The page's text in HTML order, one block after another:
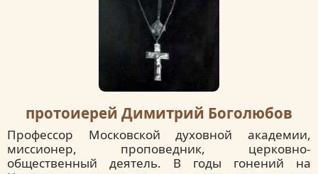
протоиерей Димитрий Боголюбов
Профессор Московской духовной академии,
миссионер, проповедник, церковно-
общественный деятель. В годы гонений на